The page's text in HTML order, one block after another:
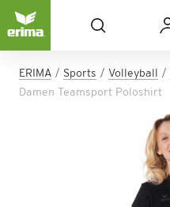
ERIMA Sports Volleyball
Damen Teamsport Poloshirt